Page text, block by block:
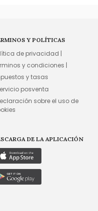
Y POLÍTICAS
de privacidad |
y condiciones |
y tasas
posventa
sobre el uso de
DE LA APLICACIÓN